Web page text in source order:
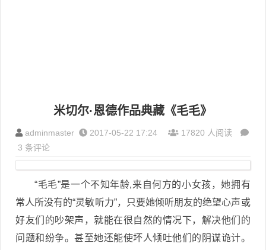
米切尔·恩德作品典藏《毛毛》
adminmaster 2017-05-22 17:24
17820 人阅读
3 条评论
“毛毛”是一个不知年龄,来自何方的小女孩，她拥有
常人所没有的“灵敏听力”，只要她倾听朋友的绝望心声或
好友们的吵架声，就能在很自然的情况下，解决他们的
问题和纷争。甚至她还能使坏人倾吐他们的阴谋诡计。